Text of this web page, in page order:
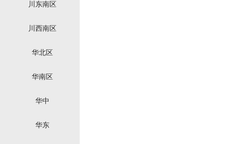
川东南区
川西南区
华北区
华南区
华中
华东